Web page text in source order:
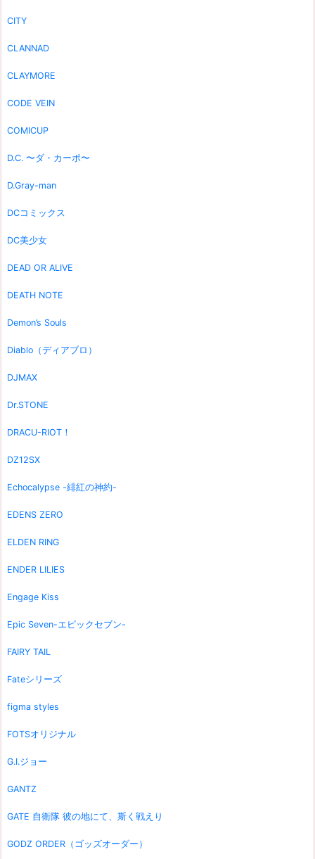
CITY
CLANNAD
CLAYMORE
CODE VEIN
COMICUP
D.C. 〜ダ・カーポ〜
D.Gray-man
DCコミックス
DC美少女
DEAD OR ALIVE
DEATH NOTE
Demon’s Souls
Diablo（ディアブロ）
DJMAX
Dr.STONE
DRACU-RIOT！
DZ12SX
Echocalypse -緋紅の神約-
EDENS ZERO
ELDEN RING
ENDER LILIES
Engage Kiss
Epic Seven-エピックセブン-
FAIRY TAIL
Fateシリーズ
figma styles
FOTSオリジナル
G.I.ジョー
GANTZ
GATE 自衛隊 彼の地にて、斯く戦えり
GODZ ORDER（ゴッズオーダー）